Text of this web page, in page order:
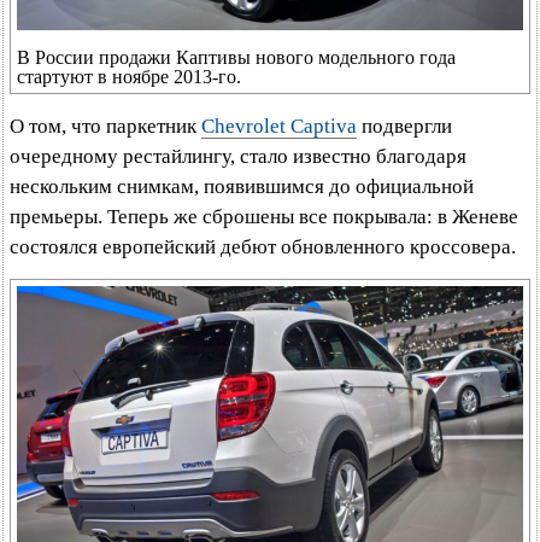
В России продажи Каптивы нового модельного года
стартуют в ноябре 2013-го.
О том, что паркетникChevrolet Captiva подвергли
очередному рестайлингу, стало известно благодаря
нескольким снимкам, появившимся до официальной
премьеры. Теперь же сброшены все покрывала: в Женеве
состоялся европейский дебют обновленного кроссовера.